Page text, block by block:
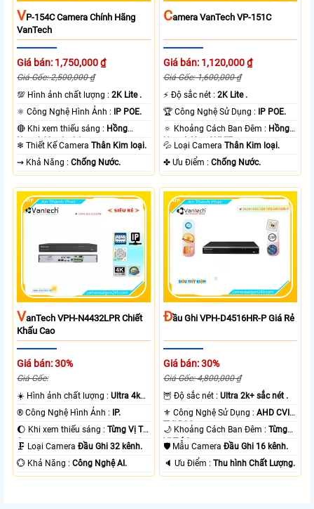
VP-154C Camera Chính Hãng
VanTech
Giá bán: 1,750,000 ₫
Giá Gốc: 2,500,000 ₫
💯 Hình ảnh chất lượng :2K Lite .
⚛️ Công Nghệ Hình Ảnh :
IP POE.
🔴 Khi xem thiếu sáng : Hồng
Ngoại 60m Led Array.
❄ Thiết Kế CameraThân Kim loại.
️⇝ Khả Năng :Chống Nước.
CAmera VanTech VP-151C
Giá bán: 1,120,000 ₫
Giá Gốc: 1,600,000 ₫
️⚡ Độ sắc nét :2K Lite .
🏆 Công Nghệ Sử Dụng :
IP POE.
🔅 Khoảng Cách Ban Đêm : Hồng
Ngoại 40m ONVIF.
💦 Loại CameraThân Kim loại.
️✤ Ưu Điểm :Chống Nước.
VAnTech VPH-N4432LPR Chiết
Khấu Cao
Giá bán: 30%
Giá Gốc:
☀️ Hình ảnh chất lượng :Ultra 4k
👍🏾 .
®️ Công Nghệ Hình Ảnh : IP.
🌔 Khi xem thiếu sáng :Từng Vị Trí
Camera .
🗜️ Loại CameraĐầu Ghi 32 kênh.
️💮 Khả Năng :Công Nghệ AI.
ĐẦu Ghi VPH-D4516HR-P Giá Rẻ
Giá bán: 30%
Giá Gốc: 4,800,000 ₫
🦉 Độ sắc nét :Ultra 2k+ sắc nét .
⚜️ Công Nghệ Sử Dụng :AHD CVI
TVI BCS.
🌙 Khoảng Cách Ban Đêm :Từng
Vị Trí Camera .
🛡 Mẫu CameraĐầu Ghi 16 kênh.
️🔈 Ưu Điểm :Thu hình Chất Lượng.